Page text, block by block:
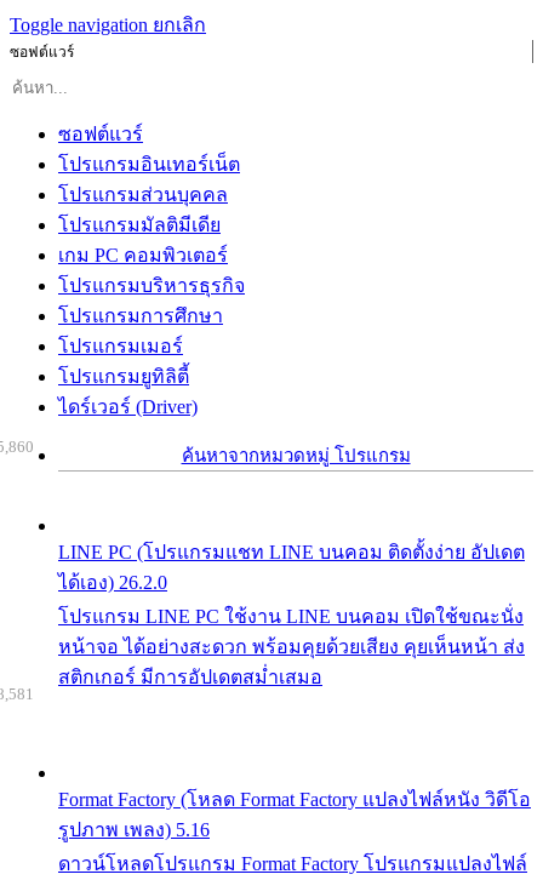
Toggle navigation ยกเลิก
ซอฟต์แวร์
ซอฟต์แวร์
โปรแกรมอินเทอร์เน็ต
โปรแกรมส่วนบุคคล
โปรแกรมมัลติมีเดีย
เกม PC คอมพิวเตอร์
โปรแกรมบริหารธุรกิจ
โปรแกรมการศึกษา
โปรแกรมเมอร์
โปรแกรมยูทิลิตี้
ไดร์เวอร์ (Driver)
ค้นหาจากหมวดหมู่ โปรแกรม
LINE PC (โปรแกรมแชท LINE บนคอม ติดตั้งง่าย อัปเดต
ได้เอง) 26.2.0
โปรแกรม LINE PC ใช้งาน LINE บนคอม เปิดใช้ขณะนั่ง
หน้าจอ ได้อย่างสะดวก พร้อมคุยด้วยเสียง คุยเห็นหน้า ส่ง
สติกเกอร์ มีการอัปเดตสม่ำเสมอ
Format Factory (โหลด Format Factory แปลงไฟล์หนัง วิดีโอ
รูปภาพ เพลง) 5.16
ดาวน์โหลดโปรแกรม Format Factory โปรแกรมแปลงไฟล์